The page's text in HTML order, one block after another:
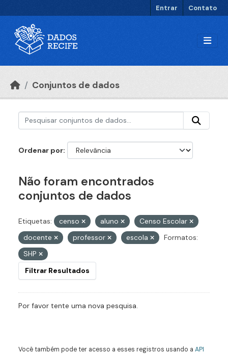
Entrar Contato
Conjuntos de dados
Ordenar por
Não foram encontrados
conjuntos de dados
Etiquetas: censo aluno
Censo Escolar
docente
professor escola
Formatos:
SHP
Filtrar Resultados
Por favor tente uma nova pesquisa.
Você também pode ter acesso a esses registros usando a API